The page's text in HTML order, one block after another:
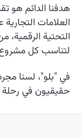
هدفنا الدائم هو
العلامات التجارية
التحتية
لتناسب كل مشروع
في "بلو"، لسنا
حقيقيون في رحلة